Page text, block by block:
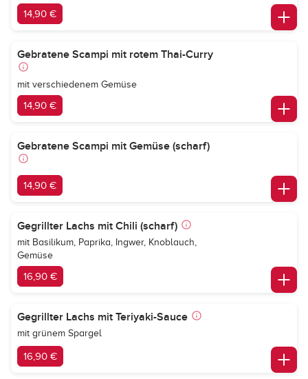
14,90 €
Gebratene Scampi mit rotem Thai-Curry
mit verschiedenem Gemüse
14,90 €
Gebratene Scampi mit Gemüse (scharf)
14,90 €
Gegrillter Lachs mit Chili (scharf)
mit Basilikum, Paprika, Ingwer, Knoblauch,
Gemüse
16,90 €
Gegrillter Lachs mit Teriyaki-Sauce
mit grünem Spargel
16,90 €